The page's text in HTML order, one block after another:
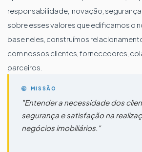
responsabilidade, inovação,
sobre esses valores que edificamos o
base neles, construímos
com nossos clientes, fornecedores,
parceiros.
MISSÃO
"Entender a necessidade dos
segurança e satisfação na
negócios imobiliários."